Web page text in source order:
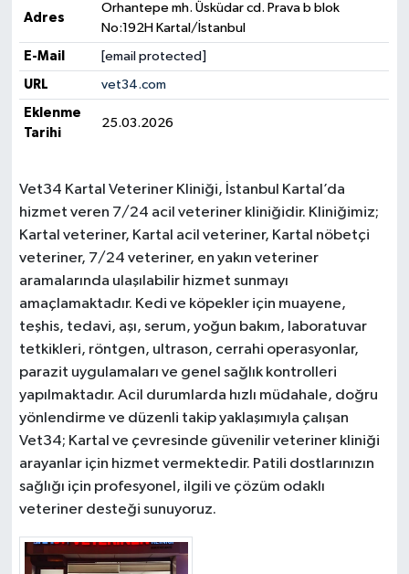
Adres
Orhantepe mh. Üsküdar cd. Prava b blok
No:192H Kartal/İstanbul
E-Mail [email protected]
URL vet34.com
Eklenme
Tarihi
25.03.2026
Vet34 Kartal Veteriner Kliniği, İstanbul Kartal’da
hizmet veren 7/24 acil veteriner kliniğidir. Kliniğimiz;
Kartal veteriner, Kartal acil veteriner, Kartal nöbetçi
veteriner, 7/24 veteriner, en yakın veteriner
aramalarında ulaşılabilir hizmet sunmayı
amaçlamaktadır. Kedi ve köpekler için muayene,
teşhis, tedavi, aşı, serum, yoğun bakım, laboratuvar
tetkikleri, röntgen, ultrason, cerrahi operasyonlar,
parazit uygulamaları ve genel sağlık kontrolleri
yapılmaktadır. Acil durumlarda hızlı müdahale, doğru
yönlendirme ve düzenli takip yaklaşımıyla çalışan
Vet34; Kartal ve çevresinde güvenilir veteriner kliniği
arayanlar için hizmet vermektedir. Patili dostlarınızın
sağlığı için profesyonel, ilgili ve çözüm odaklı
veteriner desteği sunuyoruz.